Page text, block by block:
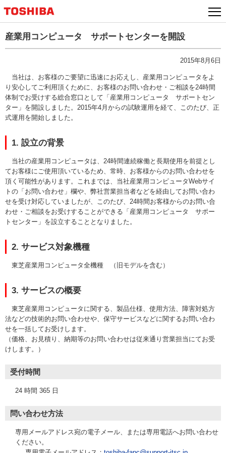
プ
産業用コンピュータ サポートセンターを開設
2015年8月6日
当社は、お客様のご要望に迅速にお応えし、産業用コンピュータをよ
り安心してご利用頂くために、お客様のお問い合わせ・ご相談を24時間
体制でお受けする総合窓口として「産業用コンピュータ サポートセン
ター」を開設しました。2015年4月からの試験運用を経て、このたび、正
式運用を開始しました。
1. 設立の背景
当社の産業用コンピュータは、24時間連続稼働と長期使用を前提とし
てお客様にご使用頂いているため、常時、お客様からのお問い合わせを
頂く可能性があります。これまでは、当社産業用コンピュータWebサイ
トの「お問い合わせ」欄や、弊社営業担当者などを経由してお問い合わ
せを受け対応していましたが、このたび、24時間お客様からのお問い合
わせ・ご相談をお受けすることができる「産業用コンピュータ サポー
トセンター」を設立することとなりました。
2. サービス対象機種
東芝産業用コンピュータ全機種 （旧モデルを含む）
3. サービスの概要
東芝産業用コンピュータに関する、製品仕様、使用方法、障害対処方
法などの技術的お問い合わせや、保守サービスなどに関するお問い合わ
せを一括してお受けします。
（価格、お見積り、納期等のお問い合わせは従来通り営業担当にてお受
けします。）
受付時間
24 時間 365 日
問い合わせ方法
専用メールアドレス宛の電子メール、または専用電話へお問い合わせ
ください。